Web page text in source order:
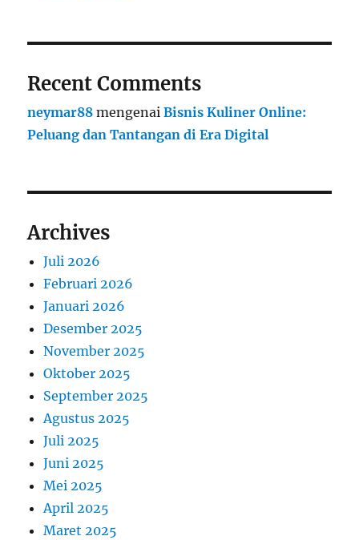
Recent Comments
neymar88 mengenaiBisnis Kuliner Online:
Peluang dan Tantangan di Era Digital
Archives
Juli 2026
Februari 2026
Januari 2026
Desember 2025
November 2025
Oktober 2025
September 2025
Agustus 2025
Juli 2025
Juni 2025
Mei 2025
April 2025
Maret 2025